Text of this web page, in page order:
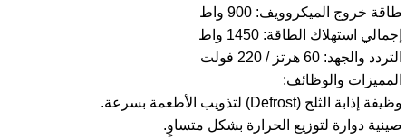
طاقة خروج الميكروويف: 900 واط
إجمالي استهلاك الطاقة: 1450 واط
التردد والجهد: 60 هرتز / 220 فولت
المميزات والوظائف:
وظيفة إذابة الثلج (Defrost) لتذويب الأطعمة بسرعة.
صينية دوارة لتوزيع الحرارة بشكل متساوٍ.